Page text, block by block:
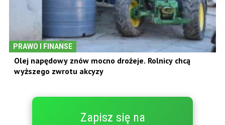
PRAWO I FINANSE
Olej napędowy znów mocno drożeje. Rolnicy chcą
wyższego zwrotu akcyzy
Zapisz się na